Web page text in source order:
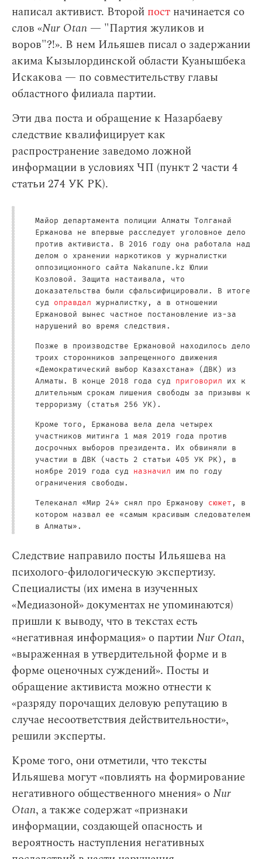
написал активист. Второй пост начинается со
слов «Nur Otan — "Партия жуликов и
воров"?!». В нем Ильяшев писал о задержании
акима Кызылординской области Куанышбека
Искакова — по совместительству главы
областного филиала партии.
Эти два поста и обращение к Назарбаеву
следствие квалифицирует как
распространение заведомо ложной
информации в условиях ЧП (пункт 2 части 4
статьи 274 УК РК).
Майор департамента полиции Алматы Толганай
Ержанова не впервые расследует уголовное дело
против активиста. В 2016 году она работала над
делом о хранении наркотиков у журналистки
оппозиционного сайта Nakanune.kz Юлии
Козловой. Защита настаивала, что
доказательства были сфальсифицировали. В итоге
суд оправдал журналистку, а в отношении
Ержановой вынес частное постановление из-за
нарушений во время следствия.
Позже в производстве Ержановой находилось дело
троих сторонников запрещенного движения
«Демократический выбор Казахстана» (ДВК) из
Алматы. В конце 2018 года суд приговорил их к
длительным срокам лишения свободы за призывы к
терроризму (статья 256 УК).
Кроме того, Ержанова вела дела четырех
участников митинга 1 мая 2019 года против
досрочных выборов президента. Их обвиняли в
участии в ДВК (часть 2 статьи 405 УК РК), в
ноябре 2019 года суд назначил им по году
ограничения свободы.
Телеканал «Мир 24» снял про Ержанову сюжет, в
котором назвал ее «самым красивым следователем
в Алматы».
Следствие направило посты Ильяшева на
психолого-филологическую экспертизу.
Специалисты (их имена в изученных
«Медиазоной» документах не упоминаются)
пришли к выводу, что в текстах есть
«негативная информация» о партииNur Otan,
«выраженная в утвердительной форме и в
форме оценочных суждений». Посты и
обращение активиста можно отнести к
«разряду порочащих деловую репутацию в
случае несоответствия действительности»,
решили эксперты.
Кроме того, они отметили, что тексты
Ильяшева могут «повлиять на формирование
негативного общественного мнения» оNur
Otan, а также содержат «признаки
информации, создающей опасность и
вероятность наступления негативных